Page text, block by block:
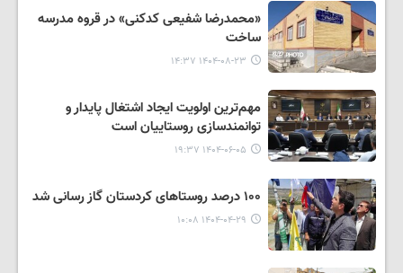
«محمدرضا شفیعی کدکنی» در قروه مدرسه
ساخت
۱۴۰۴-۰۸-۲۳ ۱۴:۳۷
مهم‌ترین اولویت ایجاد اشتغال پایدار و
توانمندسازی روستاییان است
۱۴۰۴-۰۶-۰۵ ۱۹:۳۷
۱۰۰ درصد روستاهای کردستان گاز رسانی شد
۱۴۰۴-۰۴-۲۹ ۱۰:۰۸